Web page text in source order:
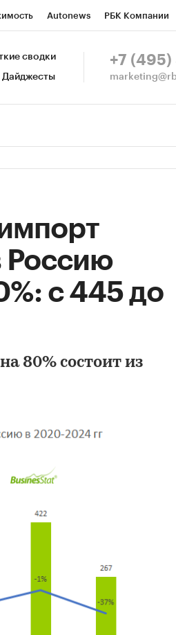
Autonews РБК Компании
СПб Конференции СПб
сводки
Дайджесты
+7 (495)
Россию
с 445 до
80% состоит из